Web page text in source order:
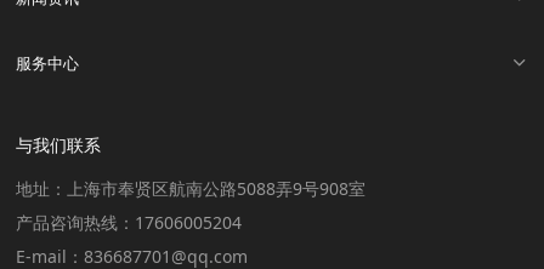
服务中心
与我们联系
地址：上海市奉贤区航南公路5088弄9号908室
产品咨询热线：17606005204
E-mail：836687701@qq.com